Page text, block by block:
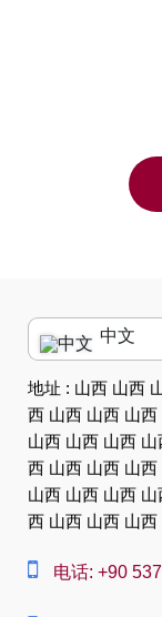
中文
English
العربية
中文
Dansk
地址 : 山西 山西
西 山西 山西 山
山西 山西 山西
西 山西 山西 山
山西 山西 山西
西 山西 山西 山
电话: +90